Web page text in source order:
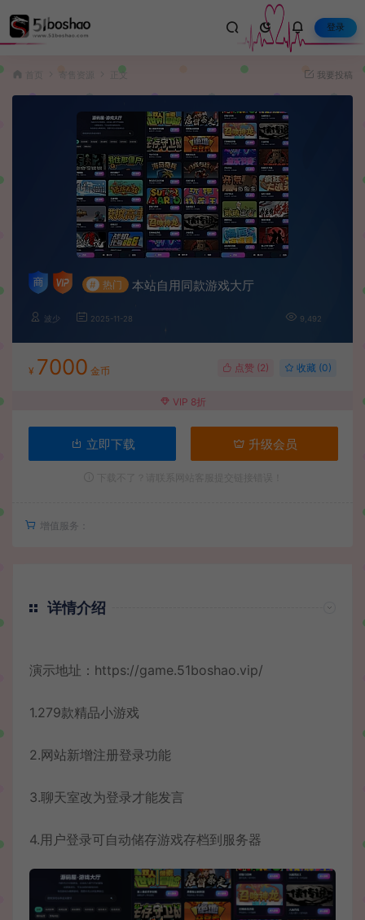
登录
寄售资源 正文 我要投稿
# 热门 本站自用同款游戏大厅
波少 2025-11-28 9,492
¥ 7000 金币 点赞 (2) 收藏 (0)
VIP 8折
立即下载 升级会员
增值服务：
详情介绍
演示地址： https://game.51boshao.vip/
1.279款精品小游戏
2.网站新增注册登录功能
3.聊天室改为登录才能发言
4.用户登录可自动储存游戏存档到服务器